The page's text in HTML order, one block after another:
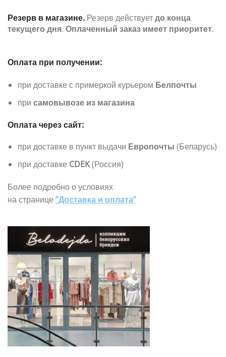
Резерв в магазине. Резерв действуетдо конца
текущего дня. Оплаченный заказ имеет приоритет.
Оплата при получении:
при доставке с примеркой курьером Белпочты
при самовывозе из магазина
Оплата через сайт:
при доставке в пункт выдачи Европочты (Беларусь)
при доставке CDEK(Россия)
Более подробно о условиях
на странице “Доставка и оплата”